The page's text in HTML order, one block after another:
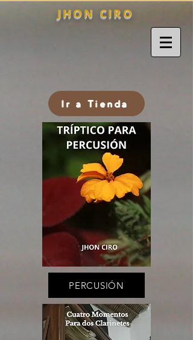
J H O N C I R O
Ir a Tienda
PERCUSIÓN